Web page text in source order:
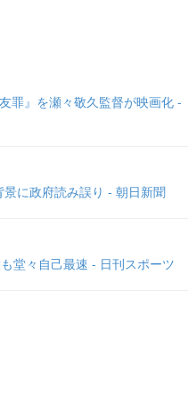
罪』を瀬々敬久監督が映画化 -
に政府読み誤り - 朝日新聞
堂々自己最速 - 日刊スポーツ